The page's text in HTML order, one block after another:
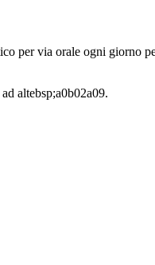
per via orale ogni giorno
altebsp;a0b02a09.